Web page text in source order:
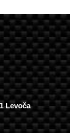
Levoča